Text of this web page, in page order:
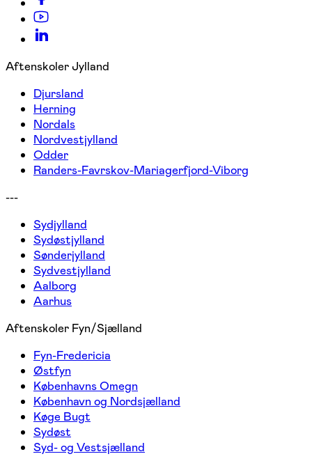
Aftenskoler Jylland
Djursland
Herning
Nordals
Nordvestjylland
Odder
Randers-Favrskov-Mariagerfjord-Viborg
---
Sydjylland
Sydøstjylland
Sønderjylland
Sydvestjylland
Aalborg
Aarhus
Aftenskoler Fyn/Sjælland
Fyn-Fredericia
Østfyn
Københavns Omegn
København og Nordsjælland
Køge Bugt
Sydøst
Syd- og Vestsjælland